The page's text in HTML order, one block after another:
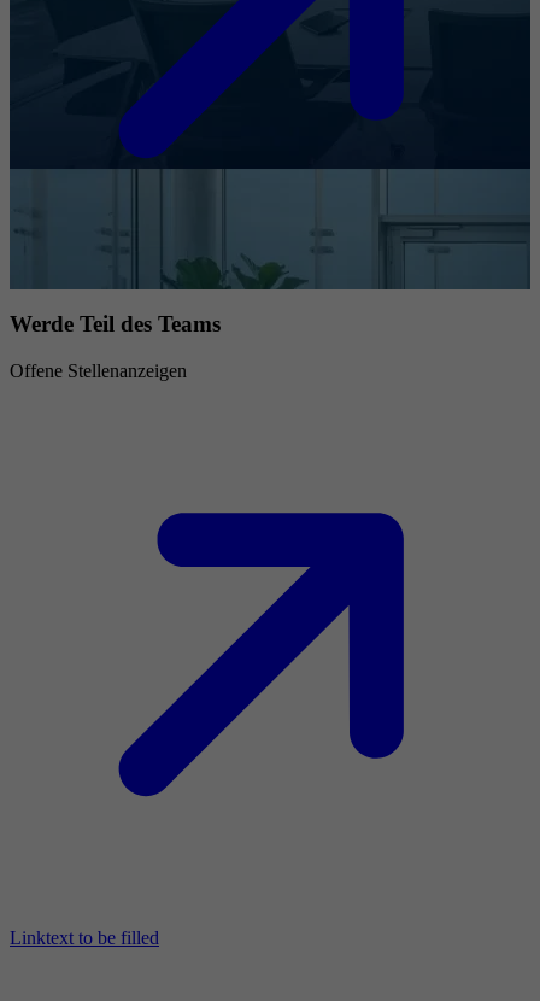
Werde Teil des Teams
Offene Stellenanzeigen
Linktext to be filled